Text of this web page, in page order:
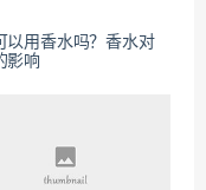
以用香水吗？香水对
影响